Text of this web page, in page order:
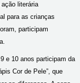
literária
para as crianças
participam
e 10 anos participam da
Cor de Pele”, que